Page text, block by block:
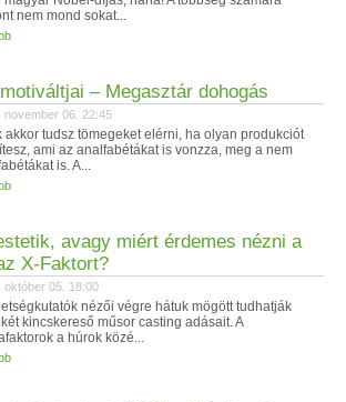
nem mond sokat...
– Megasztár dohogás
november 06. 22:45
akkor tudsz tömegeket elérni, ha olyan produkciót
ami az analfabétákat is vonzza, meg a nem
is. A...
avagy miért érdemes nézni a
X-Faktort?
október 05. 18:00
nézői végre hátuk mögött tudhatják
kincskereső műsor casting adásait. A
a húrok közé...